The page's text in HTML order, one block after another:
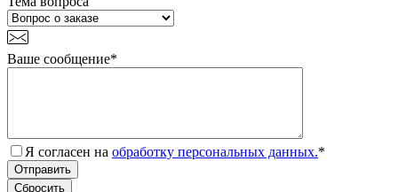
Ваше сообщение*
Я согласен на обработку персональных данных.*